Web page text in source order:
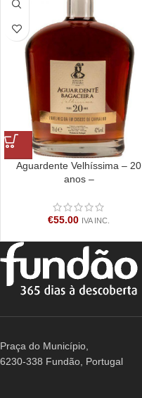
Aguardente Velhíssima – 20
anos –
€55.00 IVA INC.
Praça do Município,
6230-338 Fundão, Portugal